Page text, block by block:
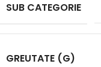
SUB CATEGORIE
GREUTATE (G)